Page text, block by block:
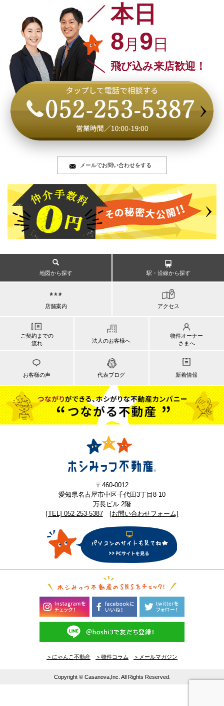
本日
8 月 9 日
飛び込み来店歓迎！
メールでお問い合わせをする
地図から探す 駅・沿線から探す
店舗案内 アクセス
ご契約までの
流れ
法人のお客様へ
物件オーナー
さまへ
お客様の声 代表ブログ 新着情報
〒460-0012
愛知県名古屋市中区千代田3丁目8-10
万長ビル 2階
[TEL] 052-253-5387
[お問い合わせフォーム]
＞にゃんこ不動産 ＞物件コラム ＞メールマガジン
Copyright © Casanova,Inc. All Rights Reserved.